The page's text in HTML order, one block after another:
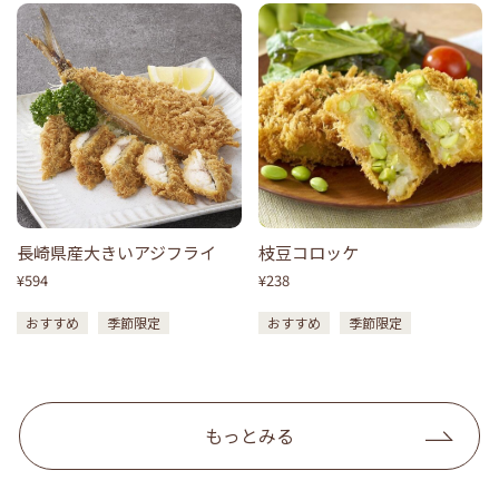
長崎県産大きいアジフライ
¥594
おすすめ 季節限定
枝豆コロッケ
¥238
おすすめ 季節限定
もっとみる